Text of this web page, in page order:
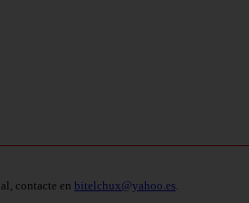
contacte en bitelchux@yahoo.es